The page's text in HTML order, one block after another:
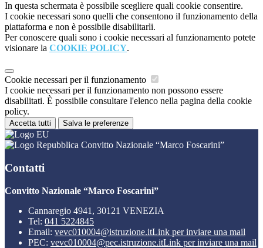
In questa schermata è possibile scegliere quali cookie consentire.
I cookie necessari sono quelli che consentono il funzionamento della
piattaforma e non è possibile disabilitarli.
Per conoscere quali sono i cookie necessari al funzionamento potete
visionare la COOKIE POLICY.
Cookie necessari per il funzionamento
I cookie necessari per il funzionamento non possono essere
disabilitati. È possibile consultare l'elenco nella pagina della cookie
policy.
Accetta tutti Salva le preferenze
Convitto Nazionale “Marco Foscarini”
Contatti
Convitto Nazionale “Marco Foscarini”
Cannaregio 4941, 30121 VENEZIA
Tel: 041 5224845
Email: vevc010004@istruzione.itLink per inviare una mail
PEC: vevc010004@pec.istruzione.itLink per inviare una mail